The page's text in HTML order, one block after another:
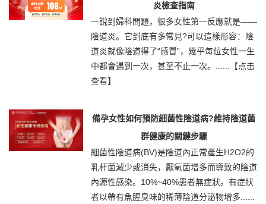
炎檢查指南
一說到婦科問題，很多女性第一反應就是——
陰道炎。它到底有多常見?可以這樣形容：陰
道炎就像陰道得了“感冒”，幾乎每位女性一生
中都會遇到一次，甚至不止一次。......
【点击
查看】
備孕女性如何預防細菌性陰道病?維持陰道菌
群健康的關鍵步驟
細菌性陰道病(BV)是陰道內正常產生H2O2的
乳杆菌減少或消失，厭氧菌增多而導致的陰道
內源性感染。10%~40%患者無症狀。有症狀
者以帶有魚腥臭味的稀薄陰道分泌物增多......